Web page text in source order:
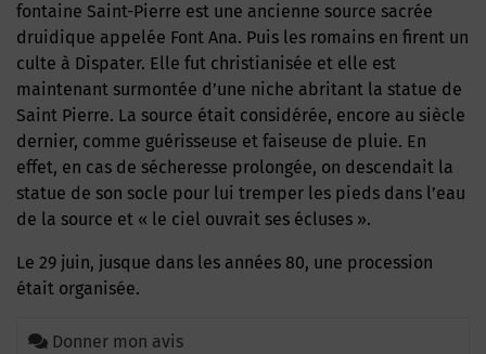
fontaine Saint-Pierre est une ancienne source sacrée
druidique appelée Font Ana. Puis les romains en firent un
culte à Dispater. Elle fut christianisée et elle est
maintenant surmontée d’une niche abritant la statue de
Saint Pierre. La source était considérée, encore au siècle
dernier, comme guérisseuse et faiseuse de pluie. En
effet, en cas de sécheresse prolongée, on descendait la
statue de son socle pour lui tremper les pieds dans l’eau
de la source et « le ciel ouvrait ses écluses ».
Le 29 juin, jusque dans les années 80, une procession
était organisée.
Donner mon avis